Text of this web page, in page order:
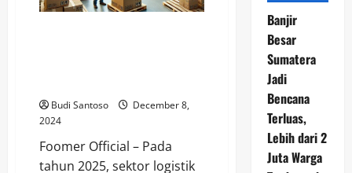
Budi Santoso
December 8,
2024
Foomer Official – Pada
tahun 2025, sektor logistik
Banjir
Besar
Sumatera
Jadi
Bencana
Terluas,
Lebih dari 2
Juta Warga